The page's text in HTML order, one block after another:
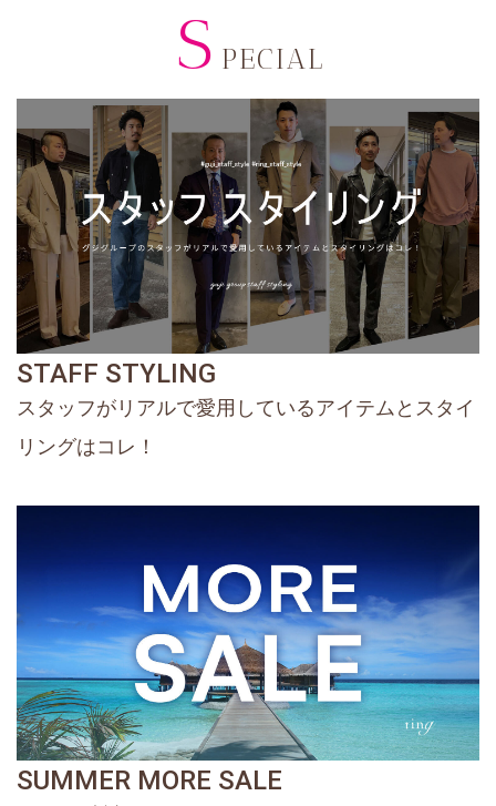
S PECIAL
STAFF STYLING
スタッフがリアルで愛用しているアイテムとスタイ
リングはコレ！
SUMMER MORE SALE